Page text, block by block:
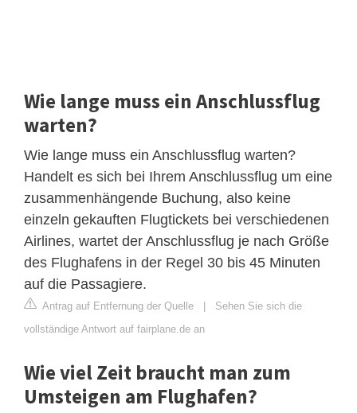
Wie lange muss ein Anschlussflug
warten?
Wie lange muss ein Anschlussflug warten?
Handelt es sich bei Ihrem Anschlussflug um eine
zusammenhängende Buchung, also keine
einzeln gekauften Flugtickets bei verschiedenen
Airlines, wartet der Anschlussflug je nach Größe
des Flughafens in der Regel 30 bis 45 Minuten
auf die Passagiere.
Antrag auf Entfernung der Quelle
Sehen Sie sich die
vollständige Antwort auf fairplane.de an
Wie viel Zeit braucht man zum
Umsteigen am Flughafen?